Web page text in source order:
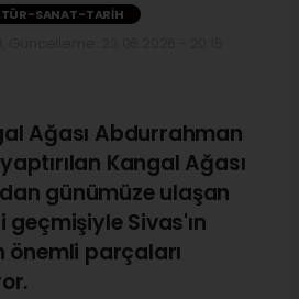
SANAT-TARIH
Ağası Abdurrahman
Kangal Ağası
günümüze ulaşan
Sivas'ın
önemli parçaları